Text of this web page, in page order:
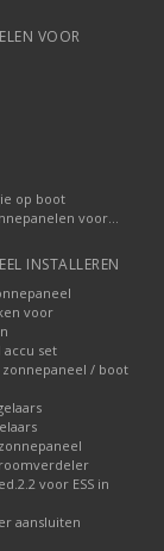
VOOR
op boot
voor...
INSTALLEREN
voor
accu set
zonnepaneel / boot
voor ESS in
aansluiten